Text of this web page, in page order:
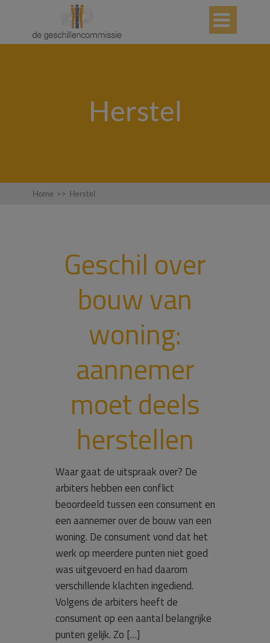

Herstel
Home >> Herstel
Geschil over
bouw van
woning:
aannemer
moet deels
herstellen
Waar gaat de uitspraak over? De
arbiters hebben een conflict
beoordeeld tussen een consument en
een aannemer over de bouw van een
woning. De consument vond dat het
werk op meerdere punten niet goed
was uitgevoerd en had daarom
verschillende klachten ingediend.
Volgens de arbiters heeft de
consument op een aantal belangrijke
punten gelijk. Zo […]